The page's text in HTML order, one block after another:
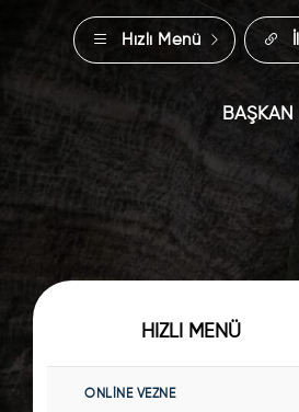
Hızlı Menü
BAŞKAN
HIZLI MENÜ
ONLINE VEZNE